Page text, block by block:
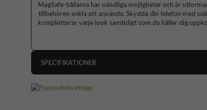
MagSafe-hållarna har oändliga möjligheter och är
tillbehören enkla att använda. Skydda din telefon med
kompletterar varje look samtidigt som du håller dig
SPECIFIKATIONER